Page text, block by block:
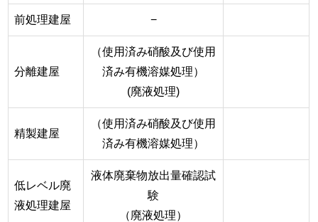
前処理建屋 −
分離建屋
（使用済み硝酸及び使用
済み有機溶媒処理）
(廃液処理)
精製建屋
（使用済み硝酸及び使用
済み有機溶媒処理）
低レベル廃
液処理建屋
液体廃棄物放出量確認試
験
（廃液処理）